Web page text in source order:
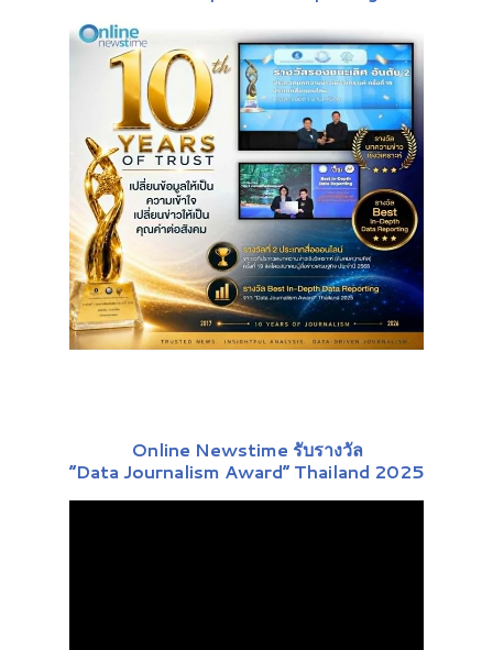
Online Newstime รับรางวัล
“Data Journalism Award” Thailand 2025